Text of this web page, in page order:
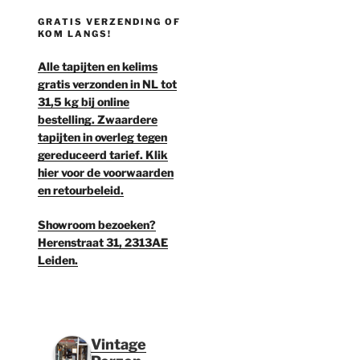
GRATIS VERZENDING OF
KOM LANGS!
Alle tapijten en kelims
gratis verzonden in NL tot
31,5 kg bij online
bestelling. Zwaardere
tapijten in overleg tegen
gereduceerd tarief. Klik
hier voor de voorwaarden
en retourbeleid.
Showroom bezoeken?
Herenstraat 31, 2313AE
Leiden.
Vintage